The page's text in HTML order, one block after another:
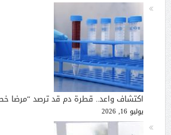
اكتشاف واعد.. قطرة دم قد ترصد “مرضا
يوليو 16, 2026